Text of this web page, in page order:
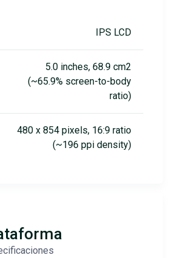
IPS LCD
5.0 inches, 68.9 cm2
(~65.9% screen-to-body
ratio)
480 x 854 pixels, 16:9 ratio
(~196 ppi density)